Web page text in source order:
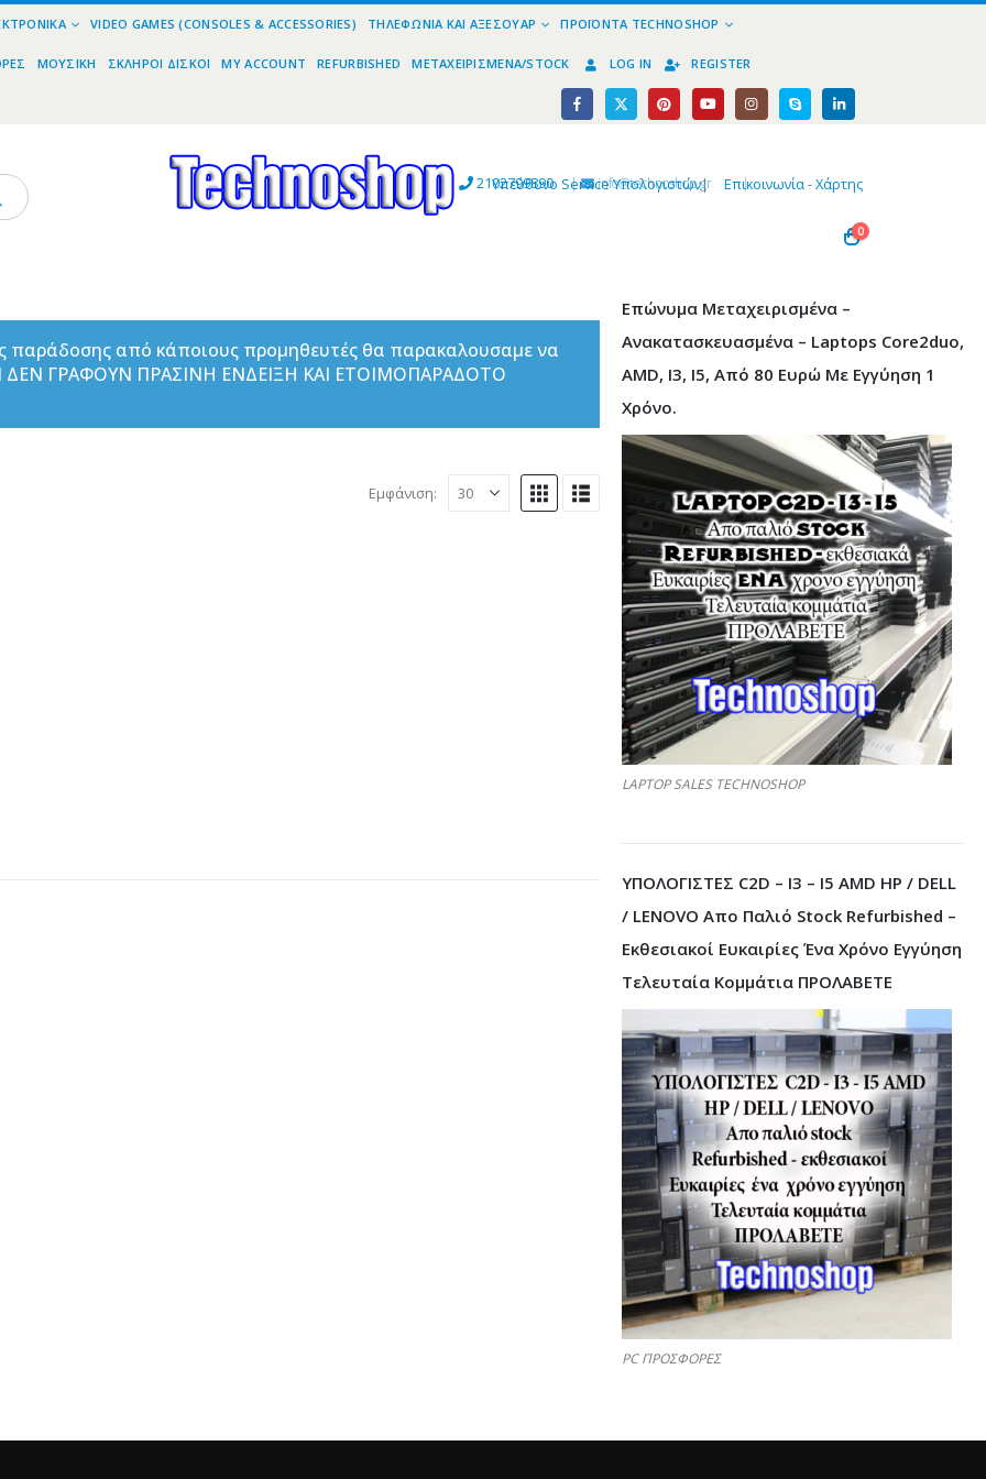
VIDEO GAMES (CONSOLES & ACCESSORIES) ΤΗΛΕΦΩΝΊΑ ΚΑΙ ΑΞΕΣΟΥΆΡ ΠΡΟΪΌΝΤΑ TECHNOSHOP
ΜΟΥΣΙΚΉ ΣΚΛΗΡΟΊ ΔΊΣΚΟΙ MY ACCOUNT REFURBISHED ΜΕΤΑΧΕΙΡΙΣΜΈΝΑ/STOCK LOG IN REGISTER
2102799890 | info@technoshop,gr |
Υπεύθυνο Service Υπολογιστών| Επικοινωνία - Χάρτης
0
παράδοσης από κάποιους προμηθευτές θα παρακαλουσαμε να
ΓΡΑΦΟΥΝ ΠΡΑΣΙΝΗ ΕΝΔΕΙΞΗ ΚΑΙ ΕΤΟΙΜΟΠΑΡΑΔΟΤΟ
Εμφάνιση:
Επώνυμα Μεταχειρισμένα –
Ανακατασκευασμένα – Laptops Core2duo,
AMD, I3, I5, Από 80 Ευρώ Με Εγγύηση 1
Χρόνο.
LAPTOP SALES TECHNOSHOP
ΥΠΟΛΟΓΙΣΤΕΣ C2D – I3 – I5 AMD HP / DELL
/ LENOVO Απο Παλιό Stock Refurbished –
Εκθεσιακοί Ευκαιρίες Ένα Χρόνο Εγγύηση
Τελευταία Κομμάτια ΠΡΟΛΑΒΕΤΕ
PC ΠΡΟΣΦΟΡΕΣ